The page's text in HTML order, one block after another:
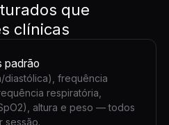
que
clínicas
padrão
diastólica), frequência
respiratória,
altura e peso — todos
sessão.